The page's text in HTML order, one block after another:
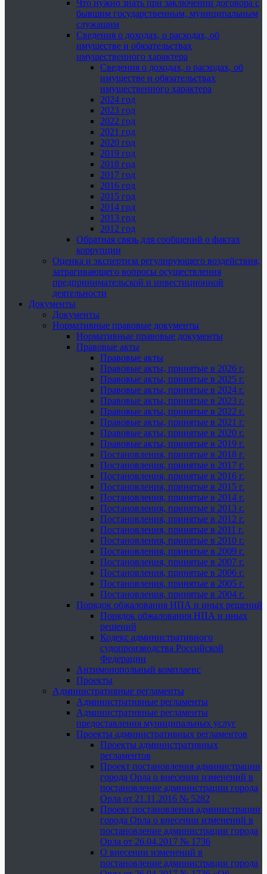
Что нужно знать при заключении договора с
бывшим государственным, муниципальным
служащим
Сведения о доходах, о расходах, об
имуществе и обязательствах
имущественного характера
Сведения о доходах, о расходах, об
имуществе и обязательствах
имущественного характера
2024 год
2023 год
2022 год
2021 год
2020 год
2019 год
2018 год
2017 год
2016 год
2015 год
2014 год
2013 год
2012 год
Обратная связь для сообщений о фактах
коррупции
Оценка и экспертиза регулирующего воздействия,
затрагивающего вопросы осуществления
предпринимательской и инвестиционной
деятельности
Документы
Документы
Нормативные правовые документы
Нормативные правовые документы
Правовые акты
Правовые акты
Правовые акты, принятые в 2026 г.
Правовые акты, принятые в 2025 г.
Правовые акты, принятые в 2024 г.
Правовые акты, принятые в 2023 г.
Правовые акты, принятые в 2022 г.
Правовые акты, принятые в 2021 г.
Правовые акты, принятые в 2020 г.
Правовые акты, принятые в 2019 г.
Постановления, принятые в 2018 г.
Постановления, принятые в 2017 г.
Постановления, принятые в 2016 г.
Постановления, принятые в 2015 г.
Постановления, принятые в 2014 г.
Постановления, принятые в 2013 г.
Постановления, принятые в 2012 г.
Постановления, принятые в 2011 г.
Постановления, принятые в 2010 г.
Постановления, принятые в 2009 г.
Постановления, принятые в 2007 г.
Постановления, принятые в 2006 г.
Постановления, принятые в 2005 г.
Постановления, принятые в 2004 г.
Порядок обжалования НПА и иных решений
Порядок обжалования НПА и иных
решений
Кодекс административного
судопроизводства Российской
Федерации
Антимонопольный комплаенс
Проекты
Административные регламенты
Административные регламенты
Административные регламенты
предоставления муниципальных услуг
Проекты административных регламентов
Проекты административных
регламентов
Проект постановления администрации
города Орла о внесении изменений в
постановление администрации города
Орла от 21.11.2016 № 5282
Проект постановления администрации
города Орла о внесении изменений в
постановление администрации города
Орла от 26.04.2017 № 1736
О внесении изменений в
постановление администрации города